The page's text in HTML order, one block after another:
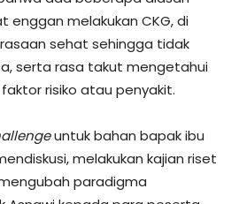
enggan melakukan CKG, di
sehat sehingga tidak
serta rasa takut mengetahui
risiko atau penyakit.
untuk bahan bapak ibu
melakukan kajian riset
paradigma